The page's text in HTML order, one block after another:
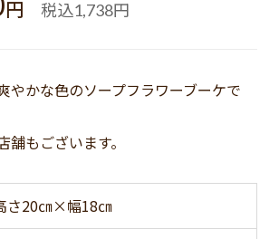
円 税込1,738円
やかな色のソープフラワーブーケで
もございます。
さ20㎝×幅18㎝